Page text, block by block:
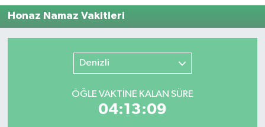
Honaz Namaz Vakitleri
Denizli
ÖĞLE VAKTİNE KALAN SÜRE
04:13:09
Son Dakika Haberleri